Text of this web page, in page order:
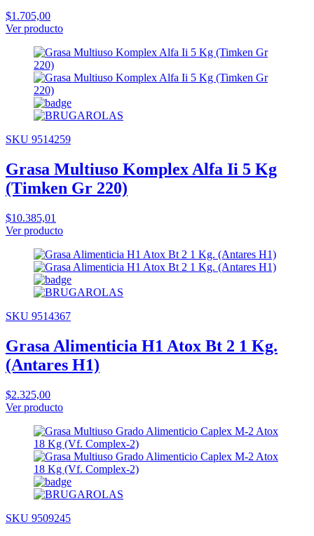
$1.705,00
Ver producto
SKU 9514259
Grasa Multiuso Komplex Alfa Ii 5 Kg
(Timken Gr 220)
$10.385,01
Ver producto
SKU 9514367
Grasa Alimenticia H1 Atox Bt 2 1 Kg.
(Antares H1)
$2.325,00
Ver producto
SKU 9509245